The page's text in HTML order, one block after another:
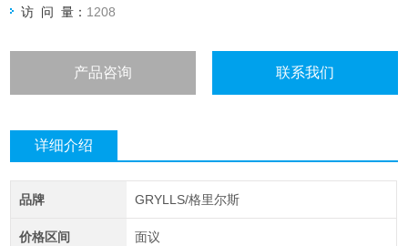
访 问 量： 1208
产品咨询 联系我们
详细介绍
品牌 GRYLLS/格里尔斯
价格区间 面议